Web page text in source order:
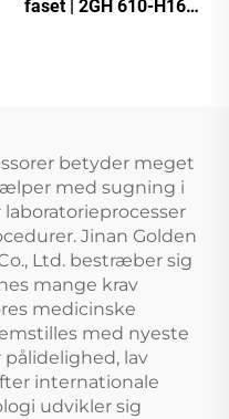
faset | 2GH 610-H16
betyder meget
med sugning i
Jinan Golden
Ltd. bestræber sig
mange krav
medicinske
med nyeste
lav
internationale
udvikler sig